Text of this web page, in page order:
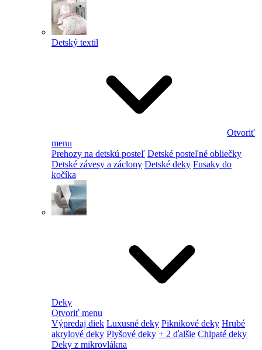
Detský textil
Otvoriť
menu
Prehozy na detskú posteľ Detské posteľné obliečky
Detské závesy a záclony Detské deky Fusaky do
kočíka
Deky
Otvoriť menu
Výpredaj diek Luxusné deky Piknikové deky Hrubé
akrylové deky Plyšové deky + 2 ďalšie Chlpaté deky
Deky z mikrovlákna